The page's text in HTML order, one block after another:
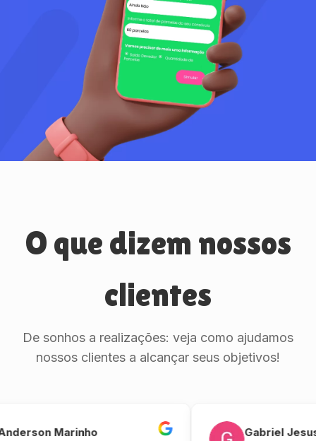
O que dizem nossos
clientes
De sonhos a realizações: veja como ajudamos
nossos clientes a alcançar seus objetivos!
Marinho Gabriel Jesus